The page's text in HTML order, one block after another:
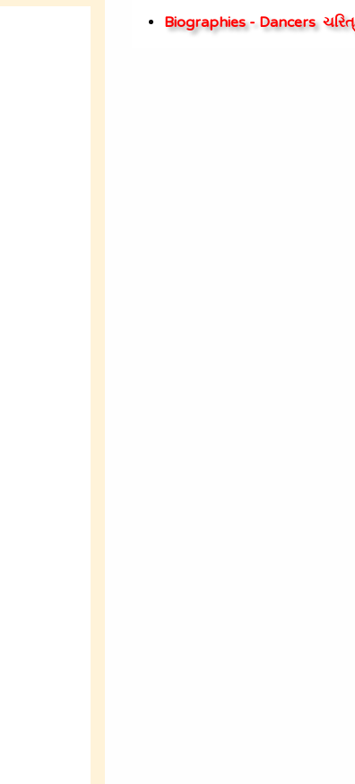
Biographies - Dancers